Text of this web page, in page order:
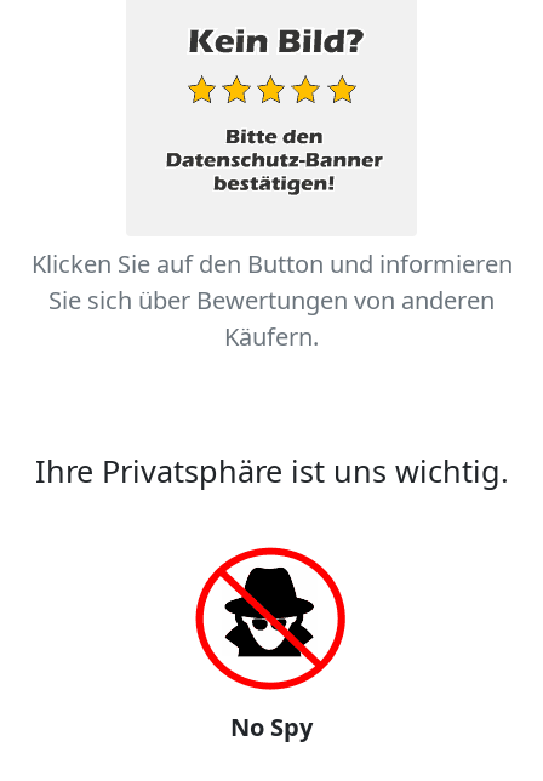
Klicken Sie auf den Button und informieren
Sie sich über Bewertungen von anderen
Käufern.
Ihre Privatsphäre ist uns wichtig.
No Spy